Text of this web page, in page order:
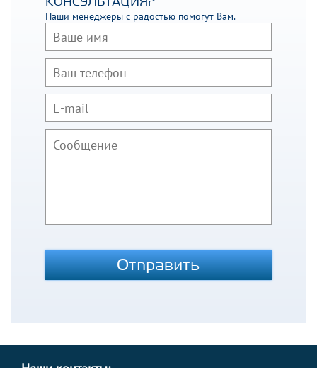
Наши менеджеры с радостью помогут Вам.
Отправить